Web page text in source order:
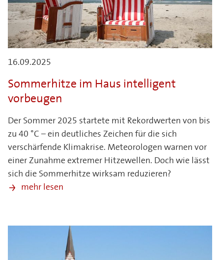
16.09.2025
Sommerhitze im Haus intelligent
vorbeugen
Der Sommer 2025 startete mit Rekordwerten von bis
zu 40 °C – ein deutliches Zeichen für die sich
verschärfende Klimakrise. Meteorologen warnen vor
einer Zunahme extremer Hitzewellen. Doch wie lässt
sich die Sommerhitze wirksam reduzieren?
mehr lesen